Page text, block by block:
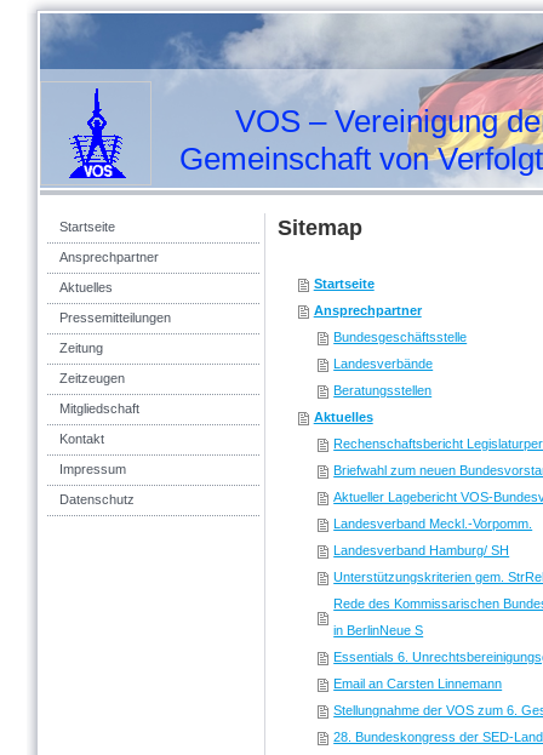
VOS – Vereinigung
Gemeinschaft von Verfolgten
Startseite
Ansprechpartner
Aktuelles
Pressemitteilungen
Zeitung
Zeitzeugen
Mitgliedschaft
Kontakt
Impressum
Datenschutz
Sitemap
Startseite
Ansprechpartner
Bundesgeschäftsstelle
Landesverbände
Beratungsstellen
Aktuelles
Rechenschaftsbericht
Briefwahl zum neuen
Aktueller Lagebericht VOS-
Landesverband Meckl.-Vorpomm.
Landesverband Hamburg/ SH
Unterstützungskriterien gem.
Rede des Kommissarischen
in BerlinNeue S
Essentials 6.
Email an Carsten Linnemann
Stellungnahme der VOS zum 6.
28. Bundeskongress der SED-